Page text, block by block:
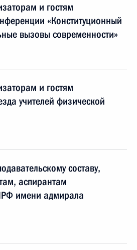
и гостям
«Конституционный
вызовы современности»
и гостям
учителей физической
составу,
аспирантам
имени адмирала